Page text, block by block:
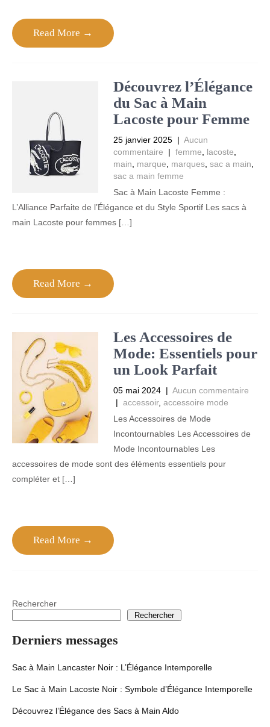
Read More →
Découvrez l’Élégance
du Sac à Main
Lacoste pour Femme
25 janvier 2025 | Aucun
commentaire
| femme lacoste
main
marque marques, sac a main
sac a main femme
Sac à Main Lacoste Femme :
L’Alliance Parfaite de l’Élégance et du Style Sportif Les sacs à
main Lacoste pour femmes […]
Read More →
Les Accessoires de
Mode: Essentiels pour
un Look Parfait
05 mai 2024 | Aucun commentaire
| accessoir, accessoire mode
Les Accessoires de Mode
Incontournables Les Accessoires de
Mode Incontournables Les
accessoires de mode sont des éléments essentiels pour
compléter et […]
Read More →
Rechercher
Rechercher
Derniers messages
Sac à Main Lancaster Noir : L’Élégance Intemporelle
Le Sac à Main Lacoste Noir : Symbole d’Élégance Intemporelle
Découvrez l’Élégance des Sacs à Main Aldo